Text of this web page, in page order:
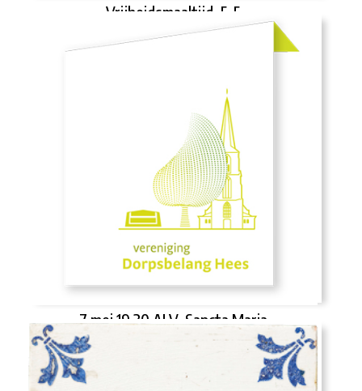
Vrijheidsmaaltijd, 5-5
7 mei 19.30 ALV, Sancta Maria